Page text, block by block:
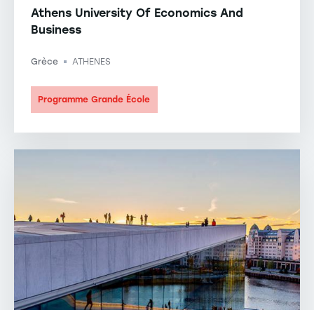
Athens University Of Economics And
Business
Grèce -ATHENES
Programme Grande École